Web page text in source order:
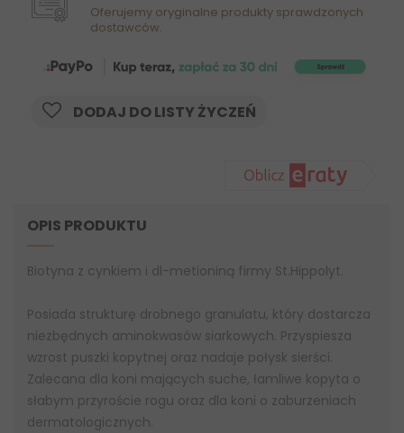
Oferujemy oryginalne produkty sprawdzonych
dostawców.
DODAJ DO LISTY ŻYCZEŃ
OPIS PRODUKTU
Biotyna z cynkiem i dl-metioniną firmy St.Hippolyt.
Posiada strukturę drobnego granulatu, który dostarcza
niezbędnych aminokwasów siarkowych. Przyspiesza
wzrost puszki kopytnej oraz nadaje połysk sierści.
Zalecana dla koni mających suche, łamliwe kopyta o
słabym przyroście rogu oraz dla koni o zaburzeniach
dermatologicznych.